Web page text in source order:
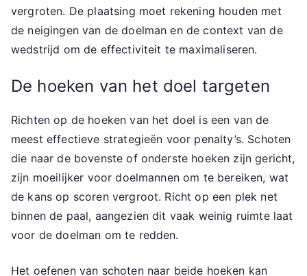
vergroten. De plaatsing moet rekening houden met
de neigingen van de doelman en de context van de
wedstrijd om de effectiviteit te maximaliseren.
De hoeken van het doel targeten
Richten op de hoeken van het doel is een van de
meest effectieve strategieën voor penalty’s. Schoten
die naar de bovenste of onderste hoeken zijn gericht,
zijn moeilijker voor doelmannen om te bereiken, wat
de kans op scoren vergroot. Richt op een plek net
binnen de paal, aangezien dit vaak weinig ruimte laat
voor de doelman om te redden.
Het oefenen van schoten naar beide hoeken kan